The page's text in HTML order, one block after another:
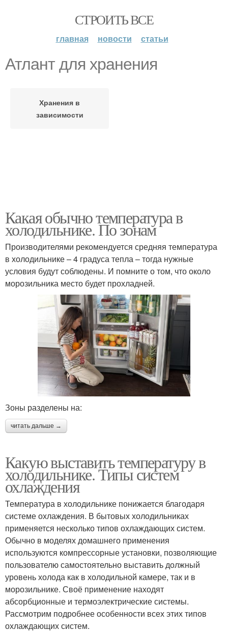
СТРОИТЬ ВСЕ
главная новости статьи
Атлант для хранения
Хранения в
зависимости
Какая обычно температура в
холодильнике. По зонам
Производителями рекомендуется средняя температура
в холодильнике – 4 градуса тепла – тогда нужные
условия будут соблюдены. И помните о том, что около
морозильника место будет прохладней.
Зоны разделены на:
читать дальше →
Какую выставить температуру в
холодильнике. Типы систем
охлаждения
Температура в холодильнике понижается благодаря
системе охлаждения. В бытовых холодильниках
применяется несколько типов охлаждающих систем.
Обычно в моделях домашнего применения
используются компрессорные установки, позволяющие
пользователю самостоятельно выставить должный
уровень холода как в холодильной камере, так и в
морозильнике. Своё применение находят
абсорбционные и термоэлектрические системы.
Рассмотрим подробнее особенности всех этих типов
охлаждающих систем.